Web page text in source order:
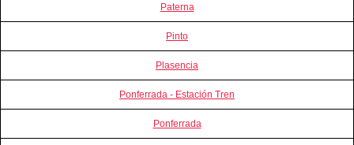
Paterna
Pinto
Plasencia
Ponferrada - Estación Tren
Ponferrada